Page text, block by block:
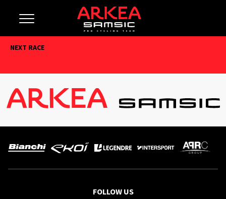
NEXT RACE
FOLLOW US